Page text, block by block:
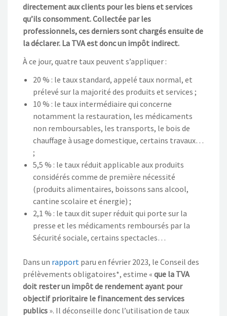
directementaux clients pour les biens et services
qu’ilsconsomment. Collectée par les
professionnels, ces derniers sont chargés ensuite de
la déclarer. La TVA estdoncun impôt indirect.
Àce jour, quatre taux peuvent s’appliquer :
20 % : le taux standard, appelé taux normal, et
prélevé sur la majorité des produits et services ;
10 % : le taux intermédiaire qui concerne
notamment la restauration, les médicaments
non remboursables, les transports, le bois de
chauffage à usage domestique, certains travaux…
;
5,5 % : le taux réduit applicable aux produits
considérés comme de première nécessité
(produits alimentaires, boissons sans alcool,
cantine scolaire et énergie) ;
2,1 % : le tauxdit super réduit qui porte sur la
presse et les médicaments remboursés par la
Sécurité sociale, certains spectacles…
Dans un rapport paru en février 2023, le Conseil des
prélèvements obligatoires*, estime « que la TVA
doit rester un impôt de rendement ayant pour
objectif prioritaire le financement des services
publics ». Il déconseille donc l’utilisation de taux